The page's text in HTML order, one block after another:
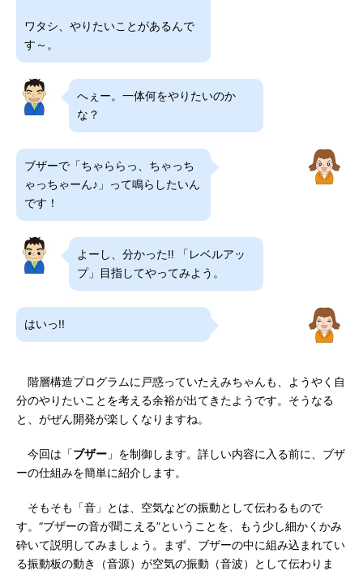
ワタシ、やりたいことがあるんで
す～。
へぇー。一体何をやりたいのか
な？
ブザーで「ちゃららっ、ちゃっち
ゃっちゃーん♪」って鳴らしたいん
です！
よーし、分かった!! 「レベルアッ
プ」目指してやってみよう。
はいっ!!
階層構造プログラムに戸惑っていたえみちゃんも、ようやく自
分のやりたいことを考える余裕が出てきたようです。そうなる
と、がぜん開発が楽しくなりますね。
今回は「ブザー 」を制御します。詳しい内容に入る前に、ブザ
ーの仕組みを簡単に紹介します。
そもそも「音」とは、空気などの振動として伝わるもので
す。“ブザーの音が聞こえる”ということを、もう少し細かくかみ
砕いて説明してみましょう。まず、ブザーの中に組み込まれてい
る振動板の動き（音源）が空気の振動（音波）として伝わりま